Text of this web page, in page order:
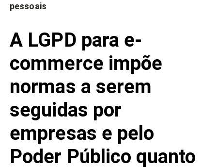
pessoais
A LGPD para e-
commerce impõe
normas a serem
seguidas por
empresas e pelo
Poder Público quanto